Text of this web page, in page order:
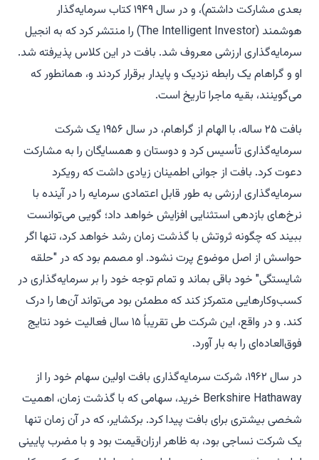
بعدی مشارکت داشتم)، و در سال ۱۹۴۹ کتاب سرمایه‌گذار
هوشمند (The Intelligent Investor) را منتشر کرد که به انجیل
سرمایه‌گذاری ارزشی معروف شد. بافت در این کلاس پذیرفته شد.
او و گراهام یک رابطه نزدیک و پایدار برقرار کردند و، همانطور که
می‌گوینند، بقیه ماجرا تاریخ است.
بافت ۲۵ ساله، با الهام از گراهام، در سال ۱۹۵۶ یک شرکت
سرمایه‌گذاری تأسیس کرد و دوستان و همسایگان را به مشارکت
دعوت کرد. بافت از جوانی اطمینان زیادی داشت که رویکرد
سرمایه‌گذاری ارزشی به طور قابل اعتمادی سرمایه را در آینده با
نرخ‌های بازدهی استثنایی افزایش خواهد داد؛ گویی می‌توانست
ببیند که چگونه ثروتش با گذشت زمان رشد خواهد کرد، تنها اگر
حواسش از اصل موضوع پرت نشود. او مصمم بود که در "حلقه
شایستگی" خود باقی بماند و تمام توجه خود را بر سرمایه‌گذاری در
کسب‌وکارهایی متمرکز کند که مطمئن بود می‌تواند آن‌ها را درک
کند. و در واقع، این شرکت طی تقریباً ۱۵ سال فعالیت خود نتایج
فوق‌العاده‌ای را به بار آورد.
در سال ۱۹۶۲، شرکت سرمایه‌گذاری بافت اولین سهام خود را از
Berkshire Hathaway خرید، سهامی که با گذشت زمان، اهمیت
شخصی بیشتری برای بافت پیدا کرد. برکشایر، که در آن زمان تنها
یک شرکت نساجی بود، به ظاهر ارزان‌قیمت بود و با مضرب پایینی